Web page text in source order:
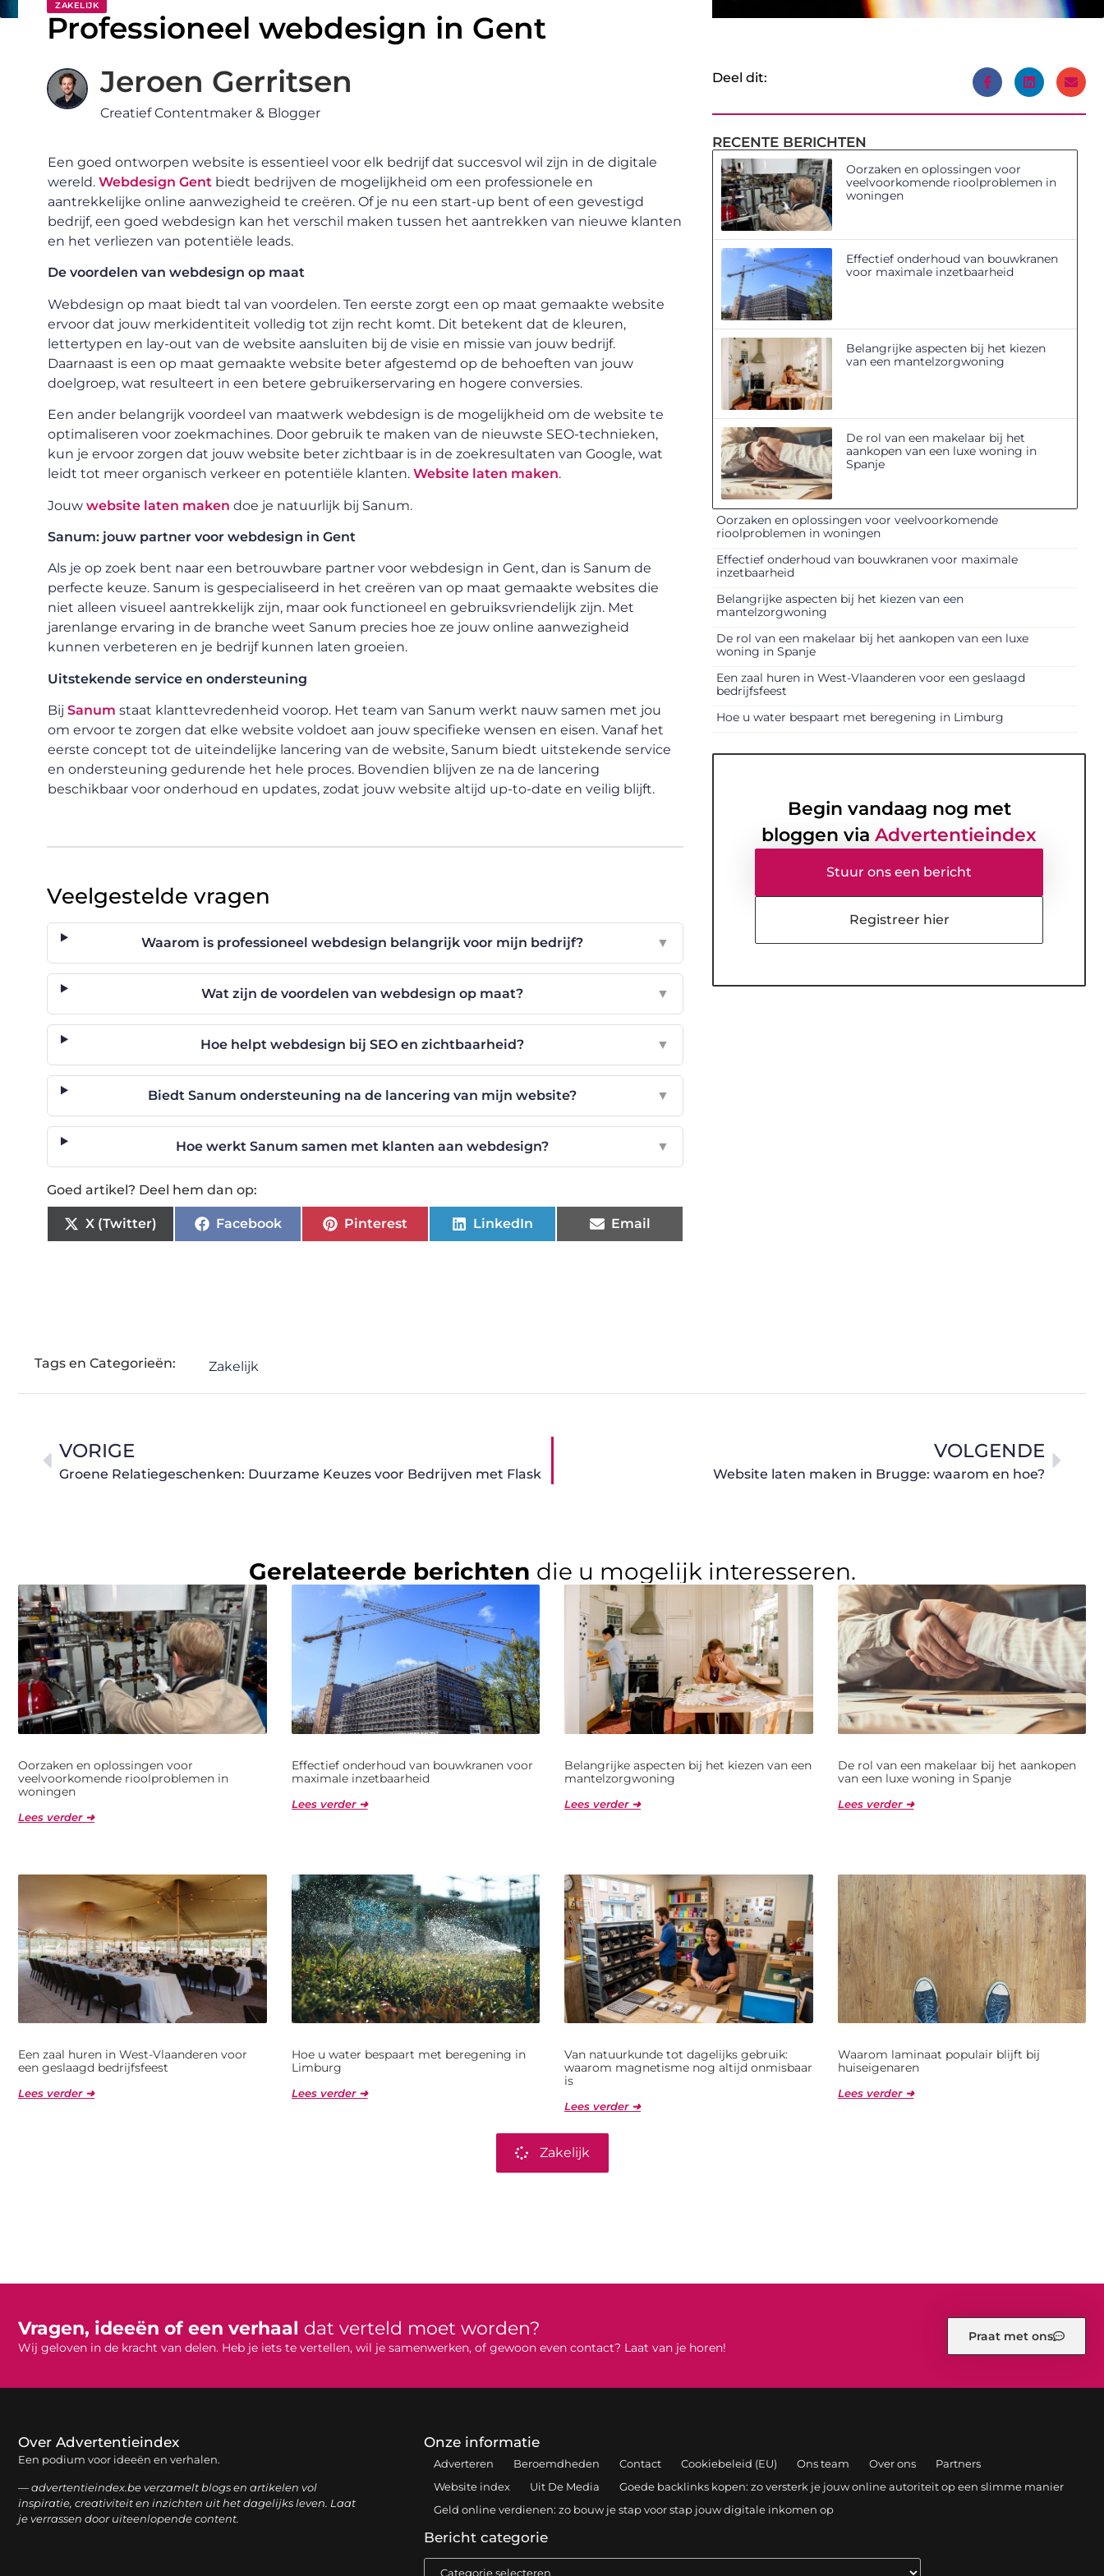
ZAKELIJK
Professioneel webdesign in Gent
Jeroen Gerritsen
Creatief Contentmaker & Blogger
Een goed ontworpen website is essentieel voor elk bedrijf dat succesvol wil zijn in de digitale
wereld. Webdesign Gent biedt bedrijven de mogelijkheid om een professionele en
aantrekkelijke online aanwezigheid te creëren. Of je nu een start-up bent of een gevestigd
bedrijf, een goed webdesign kan het verschil maken tussen het aantrekken van nieuwe klanten
en het verliezen van potentiële leads.
De voordelen van webdesign op maat
Webdesign op maat biedt tal van voordelen. Ten eerste zorgt een op maat gemaakte website
ervoor dat jouw merkidentiteit volledig tot zijn recht komt. Dit betekent dat de kleuren,
lettertypen en lay-out van de website aansluiten bij de visie en missie van jouw bedrijf.
Daarnaast is een op maat gemaakte website beter afgestemd op de behoeften van jouw
doelgroep, wat resulteert in een betere gebruikerservaring en hogere conversies.
Een ander belangrijk voordeel van maatwerk webdesign is de mogelijkheid om de website te
optimaliseren voor zoekmachines. Door gebruik te maken van de nieuwste SEO-technieken,
kun je ervoor zorgen dat jouw website beter zichtbaar is in de zoekresultaten van Google, wat
leidt tot meer organisch verkeer en potentiële klanten. Website laten maken.
Jouw website laten maken doe je natuurlijk bij Sanum.
Sanum: jouw partner voor webdesign in Gent
Als je op zoek bent naar een betrouwbare partner voor webdesign in Gent, dan is Sanum de
perfecte keuze. Sanum is gespecialiseerd in het creëren van op maat gemaakte websites die
niet alleen visueel aantrekkelijk zijn, maar ook functioneel en gebruiksvriendelijk zijn. Met
jarenlange ervaring in de branche weet Sanum precies hoe ze jouw online aanwezigheid
kunnen verbeteren en je bedrijf kunnen laten groeien.
Uitstekende service en ondersteuning
Bij Sanum staat klanttevredenheid voorop. Het team van Sanum werkt nauw samen met jou
om ervoor te zorgen dat elke website voldoet aan jouw specifieke wensen en eisen. Vanaf het
eerste concept tot de uiteindelijke lancering van de website, Sanum biedt uitstekende service
en ondersteuning gedurende het hele proces. Bovendien blijven ze na de lancering
beschikbaar voor onderhoud en updates, zodat jouw website altijd up-to-date en veilig blijft.
Veelgestelde vragen
Waarom is professioneel webdesign belangrijk voor mijn bedrijf? ▼
Wat zijn de voordelen van webdesign op maat? ▼
Hoe helpt webdesign bij SEO en zichtbaarheid? ▼
Biedt Sanum ondersteuning na de lancering van mijn website? ▼
Hoe werkt Sanum samen met klanten aan webdesign? ▼
Goed artikel? Deel hem dan op:
X (Twitter) Facebook Pinterest LinkedIn Email
Deel dit:
RECENTE BERICHTEN
Oorzaken en oplossingen voor
veelvoorkomende rioolproblemen in
woningen
Effectief onderhoud van bouwkranen
voor maximale inzetbaarheid
Belangrijke aspecten bij het kiezen
van een mantelzorgwoning
De rol van een makelaar bij het
aankopen van een luxe woning in
Spanje
Oorzaken en oplossingen voor veelvoorkomende
rioolproblemen in woningen
Effectief onderhoud van bouwkranen voor maximale
inzetbaarheid
Belangrijke aspecten bij het kiezen van een
mantelzorgwoning
De rol van een makelaar bij het aankopen van een luxe
woning in Spanje
Een zaal huren in West-Vlaanderen voor een geslaagd
bedrijfsfeest
Hoe u water bespaart met beregening in Limburg
Begin vandaag nog met
bloggen via Advertentieindex
Stuur ons een bericht
Registreer hier
Tags en Categorieën: Zakelijk
VORIGE
Groene Relatiegeschenken: Duurzame Keuzes voor Bedrijven met Flask
VOLGENDE
Website laten maken in Brugge: waarom en hoe?
Gerelateerde berichten die u mogelijk interesseren.
Oorzaken en oplossingen voor
veelvoorkomende rioolproblemen in
woningen
Lees verder ➜
Effectief onderhoud van bouwkranen voor
maximale inzetbaarheid
Lees verder ➜
Belangrijke aspecten bij het kiezen van een
mantelzorgwoning
Lees verder ➜
De rol van een makelaar bij het aankopen
van een luxe woning in Spanje
Lees verder ➜
Een zaal huren in West-Vlaanderen voor
een geslaagd bedrijfsfeest
Lees verder ➜
Hoe u water bespaart met beregening in
Limburg
Lees verder ➜
Van natuurkunde tot dagelijks gebruik:
waarom magnetisme nog altijd onmisbaar
is
Lees verder ➜
Waarom laminaat populair blijft bij
huiseigenaren
Lees verder ➜
Zakelijk
Vragen, ideeën of een verhaal dat verteld moet worden?
Wij geloven in de kracht van delen. Heb je iets te vertellen, wil je samenwerken, of gewoon even contact? Laat van je horen!
Praat met ons
Over Advertentieindex
Een podium voor ideeën en verhalen.
— advertentieindex.be verzamelt blogs en artikelen vol
inspiratie, creativiteit en inzichten uit het dagelijks leven. Laat
je verrassen door uiteenlopende content.
Onze informatie
Adverteren Beroemdheden Contact Cookiebeleid (EU) Ons team Over ons
Partners
Website index
Uit De Media
Goede backlinks kopen: zo versterk je jouw online autoriteit op een slimme manier
Geld online verdienen: zo bouw je stap voor stap jouw digitale inkomen op
Bericht categorie